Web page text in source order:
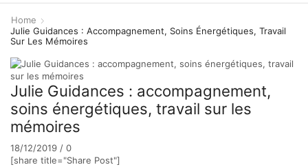
Home
Julie Guidances : Accompagnement, Soins Énergétiques, Travail
Sur Les Mémoires
Julie Guidances : accompagnement,
soins énergétiques, travail sur les
mémoires
18/12/2019 / 0
[share title="Share Post"]